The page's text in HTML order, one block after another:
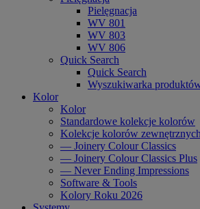
Pielęgnacja
WV 801
WV 803
WV 806
Quick Search
Quick Search
Wyszukiwarka
Kolor
Kolor
Standardowe kolekcje kolorów
Kolekcje kolorów zewnętrznych
— Joinery Colour Classics
— Joinery Colour Classics Plus
— Never Ending Impressions
Software & Tools
Kolory Roku 2026